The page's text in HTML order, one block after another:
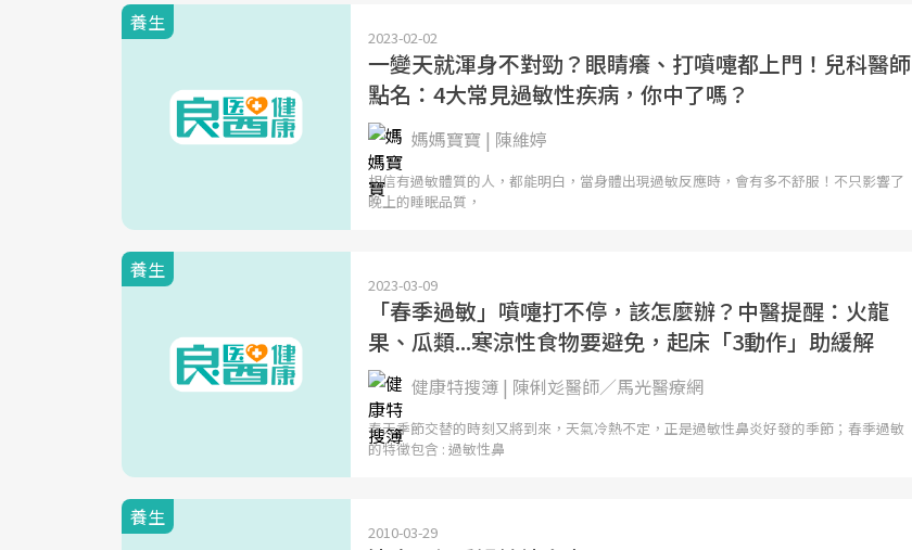
養生
2023-02-02
一變天就渾身不對勁？眼睛癢、打噴嚏都上門！兒科醫師
點名：4大常見過敏性疾病，你中了嗎？
媽媽寶寶 | 陳維婷
相信有過敏體質的人，都能明白，當身體出現過敏反應時，會有多不舒服！不只影響了
晚上的睡眠品質，
養生
2023-03-09
「春季過敏」噴嚏打不停，該怎麼辦？中醫提醒：火龍
果、瓜類...寒涼性食物要避免，起床「3動作」助緩解
健康特搜簿 | 陳俐彣醫師／馬光醫療網
春天季節交替的時刻又將到來，天氣冷熱不定，正是過敏性鼻炎好發的季節；春季過敏
的特徵包含 : 過敏性鼻
養生
2010-03-29